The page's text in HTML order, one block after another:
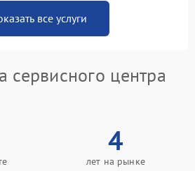
все услуги
сервисного центра
4
лет на рынке